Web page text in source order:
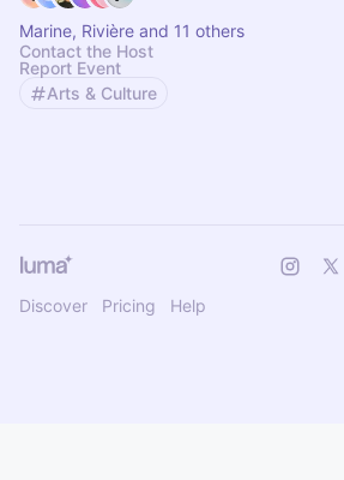
Marine, Rivière and 11 others
Contact the Host
Report Event
Arts & Culture
Discover Pricing Help